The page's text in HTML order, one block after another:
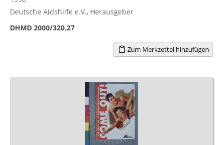
Deutsche Aidshilfe e.V., Herausgeber
DHMD 2000/320.27
Zum Merkzettel hinzufügen